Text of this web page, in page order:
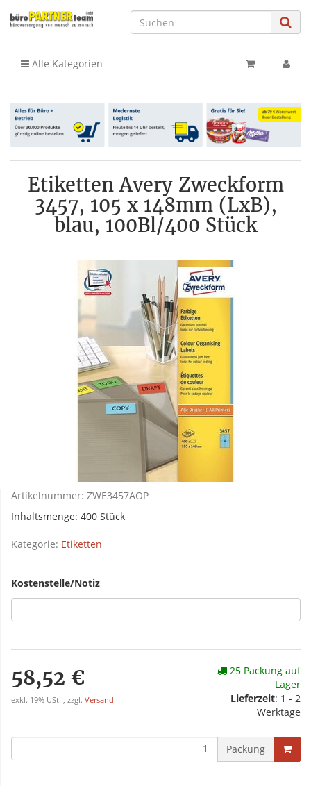
Alle Kategorien
Etiketten Avery Zweckform
3457, 105 x 148mm (LxB),
blau, 100Bl/400 Stück
Artikelnummer: ZWE3457AOP
Inhaltsmenge: 400 Stück
Kategorie: Etiketten
Kostenstelle/Notiz
58,52 €
exkl. 19% USt. , zzgl. Versand
25 Packung auf
Lager
Lieferzeit: 1 - 2
Werktage
Packung